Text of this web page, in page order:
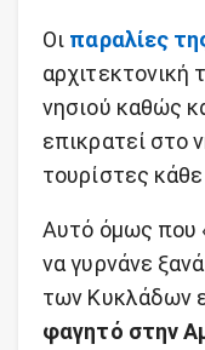
Οι παραλίες
αρχιτεκτονική
νησιού καθώς
επικρατεί στο
τουρίστες
Αυτό όμως που
να γυρνάνε
των Κυκλάδων
φαγητό στην